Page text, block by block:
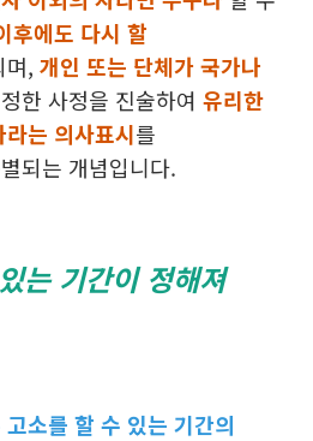
후에도 다시 할
며, 개인 또는 단체가 국가나
한 사정을 진술하여 유리한
는 의사표시를
되는 개념입니다.
는 기간이 정해져
소를 할 수 있는 기간의